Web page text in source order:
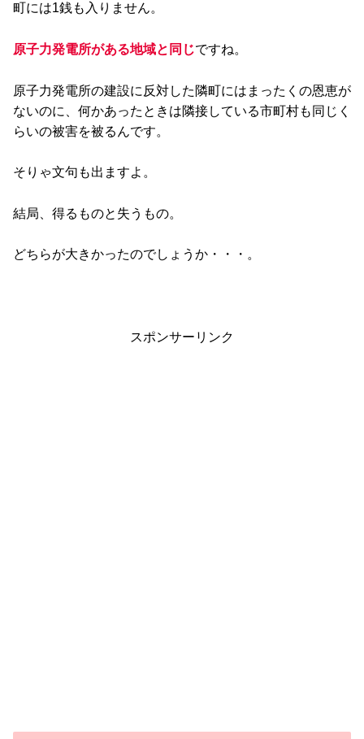
町には1銭も入りません。
原子力発電所がある地域と同じですね。
原子力発電所の建設に反対した隣町にはまったくの恩恵が
ないのに、何かあったときは隣接している市町村も同じく
らいの被害を被るんです。
そりゃ文句も出ますよ。
結局、得るものと失うもの。
どちらが大きかったのでしょうか・・・。
スポンサーリンク